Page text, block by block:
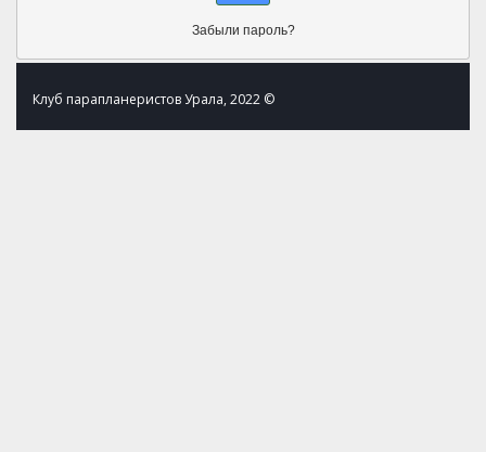
Забыли пароль?
Клуб парапланеристов Урала, 2022 ©